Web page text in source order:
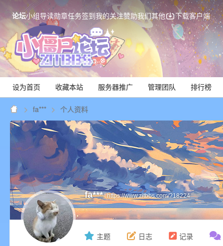
论坛小组导读勋章任务签到我的关注赞助我们其他 下载客户端
设为首页 收藏本站 服务器推广 管理团队 排行榜
Mi
fa*** 个人资料
fa*** https://www.zitbbs.com/?18224
主题 日志 记录